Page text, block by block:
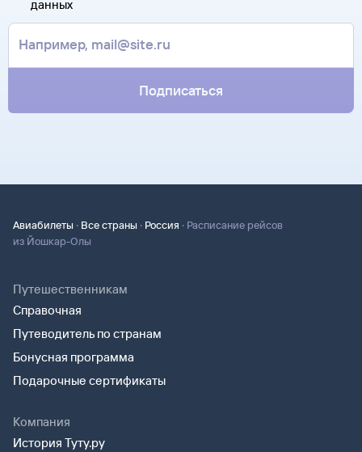
почте. Советуем распечатать ее и взять с собой в аэропорт.
Она может пригодиться на паспортном контроле
за границей, хотя для посадки в самолет вам понадобится
только паспорт.
контакты агентства-партнера, через которое оформлен
билет. Вы можете связаться с ним напрямую.
данных
Подписаться
Авиабилеты · Все страны · Россия · Расписание рейсов
из Йошкар-Олы
Путешественникам
Справочная
Путеводитель по странам
Бонусная программа
Подарочные сертификаты
Компания
История Туту.ру